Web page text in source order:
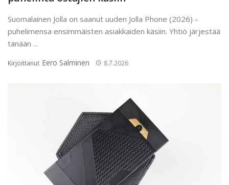
Suomalainen Jolla on saanut uuden Jolla Phone (2026) -
puhelimensa ensimmäisten asiakkaiden käsiin. Yhtiö järjestää
tänään ...
Kirjoittanut Eero Salminen 8.7.2026